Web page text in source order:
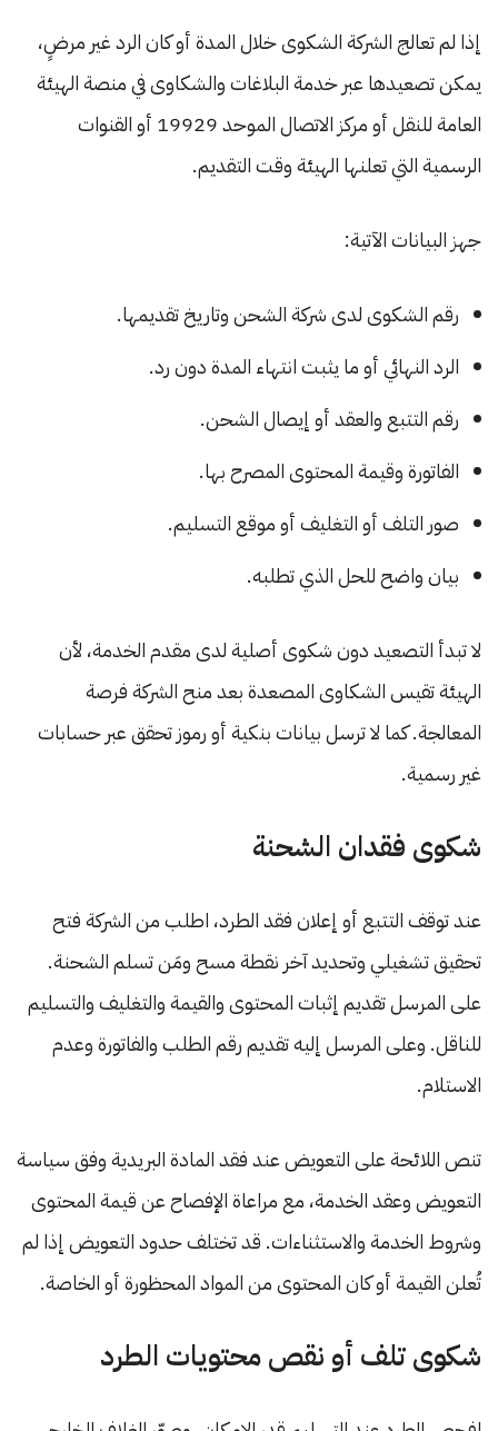
إذا لم تعالج الشركة الشكوى خلال المدة أو كان الرد غير مرضٍ،
يمكن تصعيدها عبر خدمة البلاغات والشكاوى في منصة الهيئة
العامة للنقل أو مركز الاتصال الموحد 19929 أو القنوات
الرسمية التي تعلنها الهيئة وقت التقديم.
جهز البيانات الآتية:
رقم الشكوى لدى شركة الشحن وتاريخ تقديمها.
الرد النهائي أو ما يثبت انتهاء المدة دون رد.
رقم التتبع والعقد أو إيصال الشحن.
الفاتورة وقيمة المحتوى المصرح بها.
صور التلف أو التغليف أو موقع التسليم.
بيان واضح للحل الذي تطلبه.
لا تبدأ التصعيد دون شكوى أصلية لدى مقدم الخدمة، لأن
الهيئة تقيس الشكاوى المصعدة بعد منح الشركة فرصة
المعالجة. كما لا ترسل بيانات بنكية أو رموز تحقق عبر حسابات
غير رسمية.
شكوى فقدان الشحنة
عند توقف التتبع أو إعلان فقد الطرد، اطلب من الشركة فتح
تحقيق تشغيلي وتحديد آخر نقطة مسح ومَن تسلم الشحنة.
على المرسل تقديم إثبات المحتوى والقيمة والتغليف والتسليم
للناقل. وعلى المرسل إليه تقديم رقم الطلب والفاتورة وعدم
الاستلام.
تنص اللائحة على التعويض عند فقد المادة البريدية وفق سياسة
التعويض وعقد الخدمة، مع مراعاة الإفصاح عن قيمة المحتوى
وشروط الخدمة والاستثناءات. قد تختلف حدود التعويض إذا لم
تُعلن القيمة أو كان المحتوى من المواد المحظورة أو الخاصة.
شكوى تلف أو نقص محتويات الطرد